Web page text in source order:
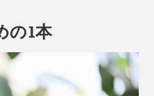
の1本